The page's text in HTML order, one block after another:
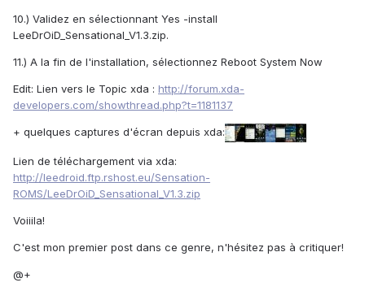
10.) Validez en sélectionnant Yes -install
LeeDrOiD_Sensational_V1.3.zip.
11.) A la fin de l'installation, sélectionnez Reboot System Now
Edit: Lien vers le Topic xda : http://forum.xda-
developers.com/showthread.php?t=1181137
+ quelques captures d'écran depuis xda:
Lien de téléchargement via xda:
http://leedroid.ftp.rshost.eu/Sensation-
ROMS/LeeDrOiD_Sensational_V1.3.zip
Voiiila!
C'est mon premier post dans ce genre, n'hésitez pas à critiquer!
@+